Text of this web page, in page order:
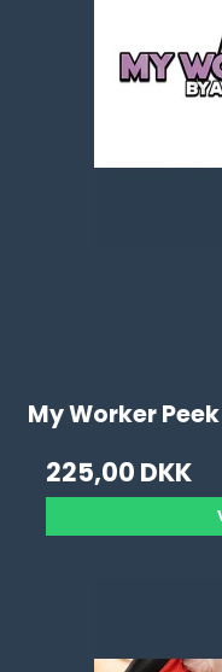
My Worker
225,00 DKK